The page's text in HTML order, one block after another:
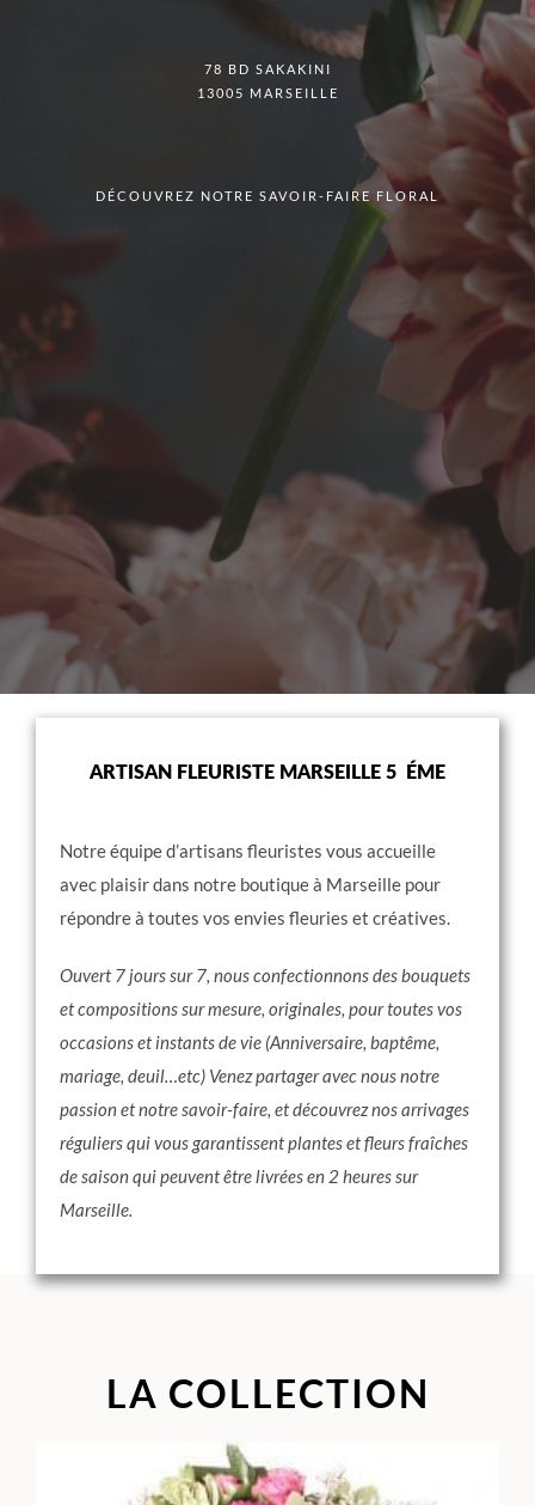
78 BD SAKAKINI
13005 MARSEILLE
DÉCOUVREZ NOTRE SAVOIR-FAIRE FLORAL
ARTISAN FLEURISTE MARSEILLE 5 ÉME
Notre équipe d’artisans fleuristes vous accueille
avec plaisir dans notre boutique à Marseille pour
répondre à toutes vos envies fleuries et créatives.
Ouvert 7 jours sur 7, nous confectionnons des bouquets
et compositions sur mesure, originales, pour toutes vos
occasions et instants de vie (Anniversaire, baptême,
mariage, deuil…etc) Venez partager avec nous notre
passion et notre savoir-faire, et découvrez nos arrivages
réguliers qui vous garantissent plantes et fleurs fraîches
de saison qui peuvent être livrées en 2 heures sur
Marseille.
LA COLLECTION